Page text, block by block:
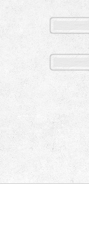
Pages